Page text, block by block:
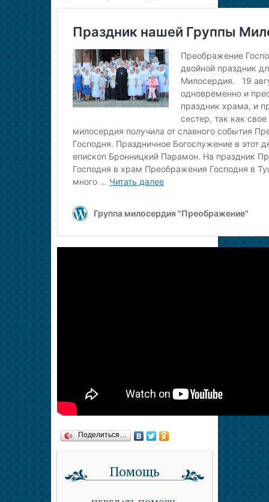
Поделиться…
Помощь